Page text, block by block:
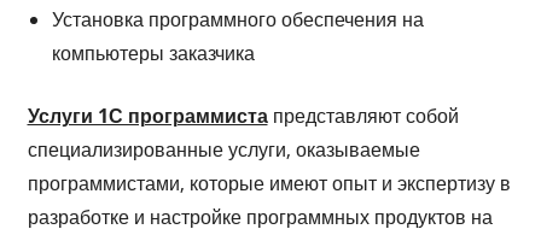
Установка программного обеспечения на
компьютеры заказчика
Услуги 1С программистапредставляют собой
специализированные услуги, оказываемые
программистами, которые имеют опыт и экспертизу в
разработке и настройке программных продуктов на